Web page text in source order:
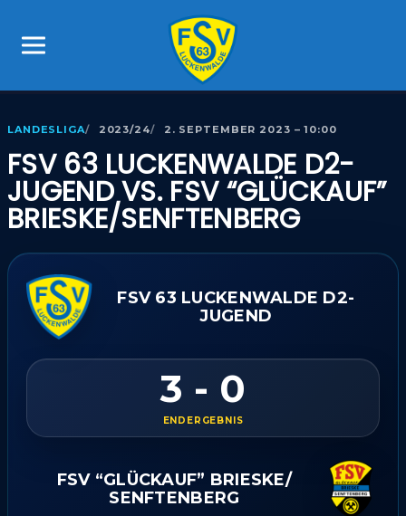
LANDESLIGA 2023/24 2. SEPTEMBER 2023 – 10:00
FSV 63 LUCKENWALDE D2-
JUGEND VS. FSV “GLÜCKAUF”
BRIESKE/​SENFTENBERG
FSV 63 LUCKENWALDE D2-
JUGEND
3 - 0
ENDERGEBNIS
FSV “GLÜCKAUF” BRIESKE/​
SENFTENBERG